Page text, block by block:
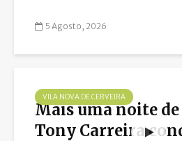
5 Agosto, 2026
VILA NOVA DE CERVEIRA
Mais uma noite de
Tony Carreira